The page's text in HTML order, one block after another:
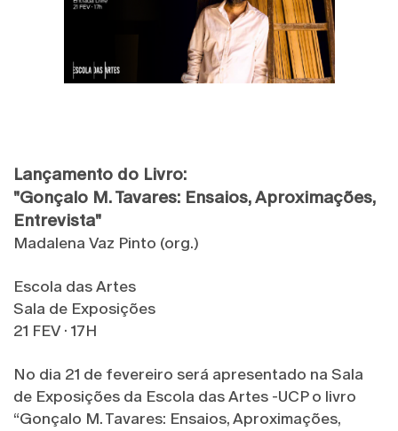
Lançamento do Livro:
"Gonçalo M. Tavares: Ensaios, Aproximações,
Entrevista"
Madalena Vaz Pinto (org.)
Escola das Artes
Sala de Exposições
21 FEV · 17H
No dia 21 de fevereiro será apresentado na Sala
de Exposições da Escola das Artes -UCP o livro
“Gonçalo M. Tavares: Ensaios, Aproximações,